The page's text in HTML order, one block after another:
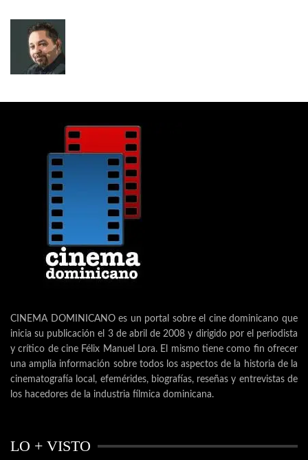
CINEMA DOMINICANO es un portal sobre el cine dominicano que
inicia su publicación el 3 de abril de 2008 y dirigido por el periodista
y crítico de cine Félix Manuel Lora. El mismo tiene como fin ofrecer
una amplia información sobre todos los aspectos de la historia de la
cinematografía local, efemérides, biografías, reseñas y entrevistas de
los hacedores de la industria fílmica dominicana.
LO + VISTO